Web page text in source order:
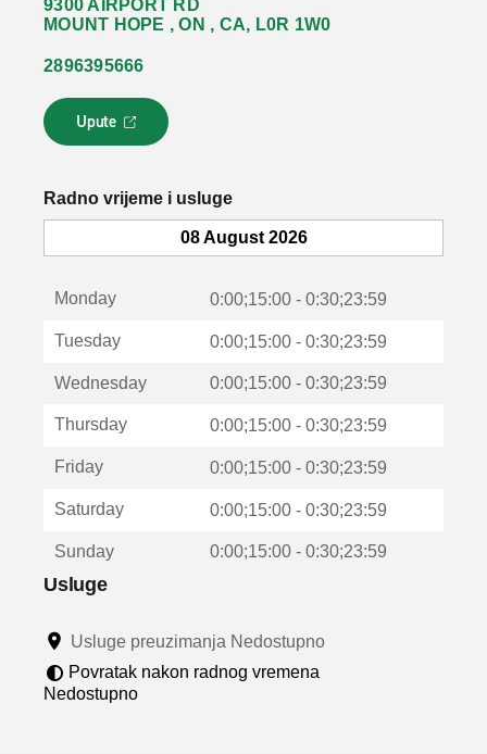
9300 AIRPORT RD
MOUNT HOPE , ON , CA, L0R 1W0
2896395666
Upute
L
i
k
o
u
u
Radno vrijeme i usluge
08 August 2026
Monday 0:00;15:00 - 0:30;23:59
Tuesday 0:00;15:00 - 0:30;23:59
Wednesday 0:00;15:00 - 0:30;23:59
Thursday 0:00;15:00 - 0:30;23:59
Friday 0:00;15:00 - 0:30;23:59
Saturday 0:00;15:00 - 0:30;23:59
Sunday 0:00;15:00 - 0:30;23:59
Usluge
Usluge preuzimanja Nedostupno
Povratak nakon radnog vremena
Nedostupno